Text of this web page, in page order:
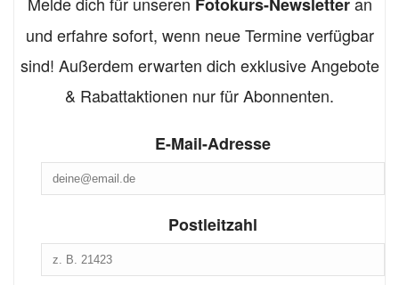
und erfahre sofort, wenn neue Termine verfügbar
sind! Außerdem erwarten dich exklusive Angebote
& Rabattaktionen nur für Abonnenten.
E-Mail-Adresse
Postleitzahl